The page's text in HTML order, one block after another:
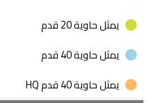
يمثل حاوية 20 قدم
يمثل حاوية 40 قدم
يمثل حاوية 40 قدم HQ